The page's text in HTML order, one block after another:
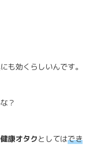
も効くらしいんです。
？
健康オタクとしてはでき